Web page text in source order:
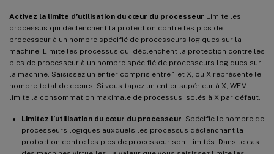
Activez la limite d’utilisation du cœur du processeur Limite les
processus qui déclenchent la protection contre les pics de
processeur à un nombre spécifié de processeurs logiques sur la
machine. Limite les processus qui déclenchent la protection contre les
pics de processeur à un nombre spécifié de processeurs logiques sur
la machine. Saisissez un entier compris entre 1 et X, où X représente le
nombre total de cœurs. Si vous tapez un entier supérieur à X, WEM
limite la consommation maximale de processus isolés à X par défaut.
Limitez l’utilisation du cœur du processeur . Spécifie le nombre de
processeurs logiques auxquels les processus déclenchant la
protection contre les pics de processeur sont limités. Dans le cas